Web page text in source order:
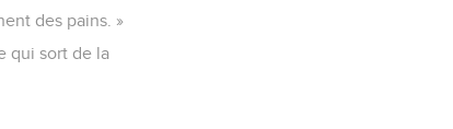
des pains. »
qui sort de la